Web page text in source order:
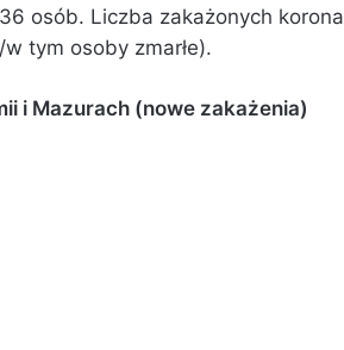
osób. Liczba zakażonych
tym osoby zmarłe).
i Mazurach (nowe zakażenia)